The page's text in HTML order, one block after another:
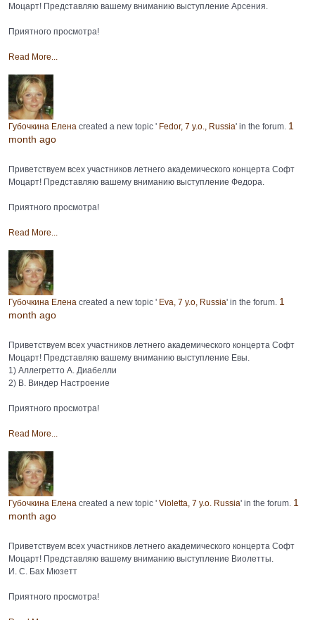
Моцарт! Представляю вашему вниманию выступление Арсения.
Приятного просмотра!
Read More...
Губочкина Елена created a new topic ' Fedor, 7 y.o., Russia' in the forum. 1
month ago
Приветствуем всех участников летнего академического концерта Софт
Моцарт! Представляю вашему вниманию выступление Федора.
Приятного просмотра!
Read More...
Губочкина Елена created a new topic ' Eva, 7 y.o, Russia' in the forum. 1
month ago
Приветствуем всех участников летнего академического концерта Софт
Моцарт! Представляю вашему вниманию выступление Евы.
1) Аллегретто А. Диабелли
2) В. Виндер Настроение
Приятного просмотра!
Read More...
Губочкина Елена created a new topic ' Violetta, 7 y.o. Russia' in the forum. 1
month ago
Приветствуем всех участников летнего академического концерта Софт
Моцарт! Представляю вашему вниманию выступление Виолетты.
И. С. Бах Мюзетт
Приятного просмотра!